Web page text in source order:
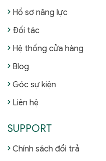
Hồ sơ năng lực
Đối tác
Hệ thống cửa hàng
Blog
Góc sự kiện
Liên hệ
SUPPORT
Chính sách đổi trả